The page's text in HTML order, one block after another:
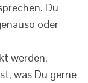
Du
oder
werden,
was Du gerne